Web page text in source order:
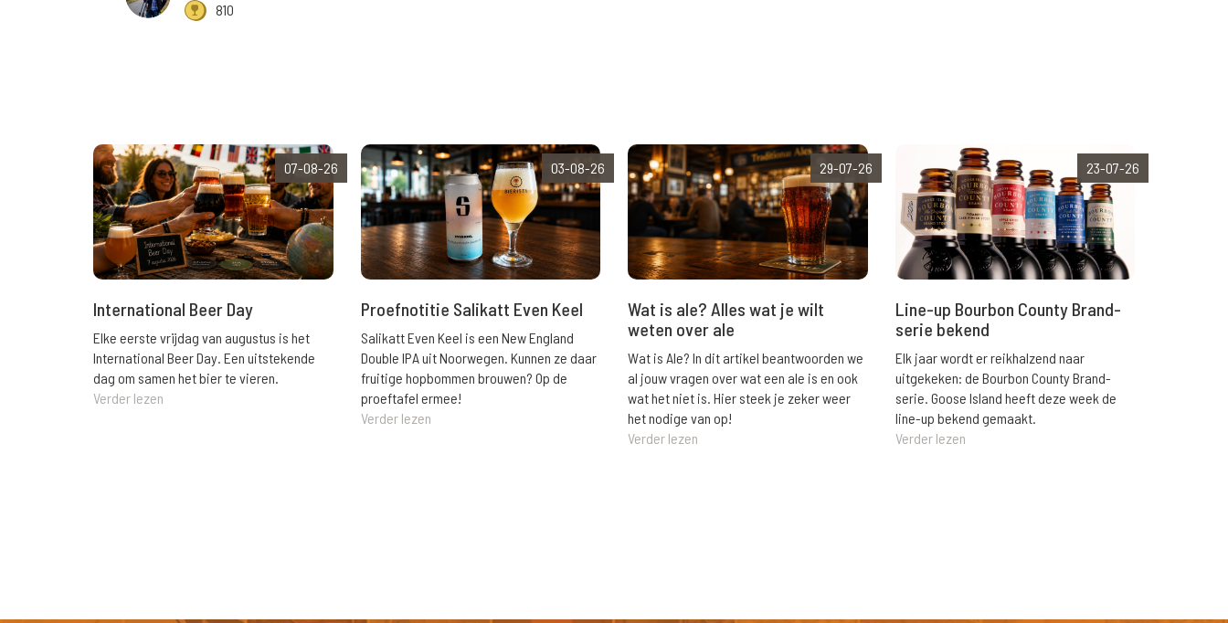
810
07-08-26
International Beer Day
Elke eerste vrijdag van augustus is het
International Beer Day. Een uitstekende
dag om samen het bier te vieren.
Verder lezen
03-08-26
Proefnotitie Salikatt Even Keel
Salikatt Even Keel is een New England
Double IPA uit Noorwegen. Kunnen ze daar
fruitige hopbommen brouwen? Op de
proeftafel ermee!
Verder lezen
29-07-26
Wat is ale? Alles wat je wilt
weten over ale
Wat is Ale? In dit artikel beantwoorden we
al jouw vragen over wat een ale is en ook
wat het niet is. Hier steek je zeker weer
het nodige van op!
Verder lezen
23-07-26
Line-up Bourbon County Brand-
serie bekend
Elk jaar wordt er reikhalzend naar
uitgekeken: de Bourbon County Brand-
serie. Goose Island heeft deze week de
line-up bekend gemaakt.
Verder lezen